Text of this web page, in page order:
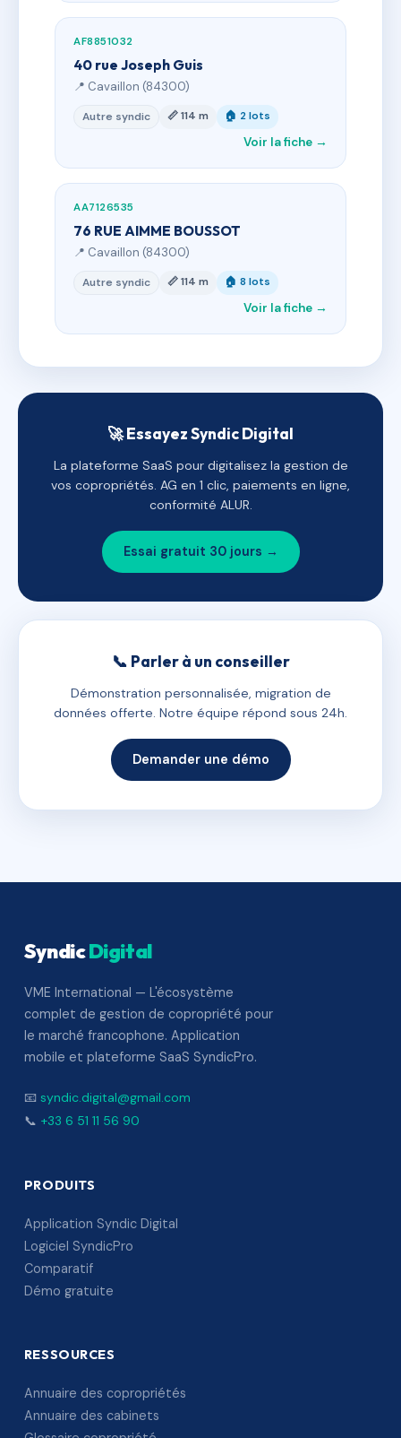
AF8851032
40 rue Joseph Guis
📍 Cavaillon (84300)
Autre syndic 📏 114 m 🏠 2 lots
Voir la fiche →
AA7126535
76 RUE AIMME BOUSSOT
📍 Cavaillon (84300)
Autre syndic 📏 114 m 🏠 8 lots
Voir la fiche →
🚀 Essayez Syndic Digital
La plateforme SaaS pour digitalisez la gestion de
vos copropriétés. AG en 1 clic, paiements en ligne,
conformité ALUR.
Essai gratuit 30 jours →
📞 Parler à un conseiller
Démonstration personnalisée, migration de
données offerte. Notre équipe répond sous 24h.
Demander une démo
SyndicDigital
VME International — L'écosystème
complet de gestion de copropriété pour
le marché francophone. Application
mobile et plateforme SaaS SyndicPro.
📧 syndic.digital@gmail.com
📞 +33 6 51 11 56 90
PRODUITS
Application Syndic Digital
Logiciel SyndicPro
Comparatif
Démo gratuite
RESSOURCES
Annuaire des copropriétés
Annuaire des cabinets